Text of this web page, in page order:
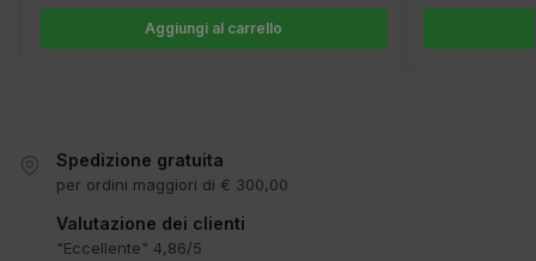
Aggiungi al carrello
Spedizione gratuita
per ordini maggiori di € 300,00
Valutazione dei clienti
"Eccellente" 4,86/5